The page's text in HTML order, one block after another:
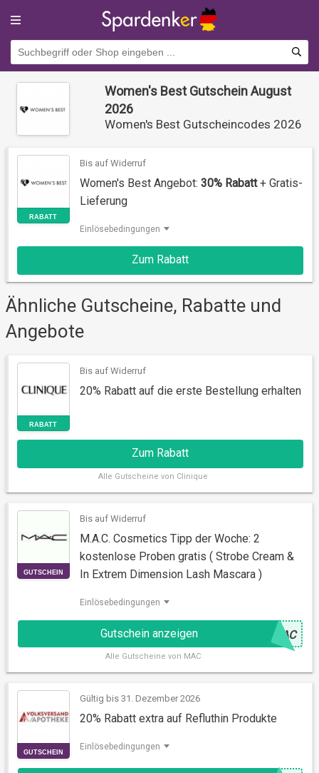
Women's Best Gutschein August
2026
Women's Best Gutscheincodes 2026
Bis auf Widerruf
Women's Best Angebot:30% Rabatt+ Gratis-
Lieferung
Einlösebedingungen
Zum Rabatt
Ähnliche Gutscheine, Rabatte und
Angebote
Bis auf Widerruf
20% Rabatt auf die erste Bestellung erhalten
Zum Rabatt
Alle Gutscheine von Clinique
Bis auf Widerruf
M.A.C. Cosmetics Tipp der Woche: 2
kostenlose Proben gratis ( Strobe Cream &
In Extrem Dimension Lash Mascara )
Einlösebedingungen
Gutschein anzeigen MAC
Alle Gutscheine von MAC
Gültig bis 31. Dezember 2026
20% Rabatt extra auf Refluthin Produkte
Einlösebedingungen